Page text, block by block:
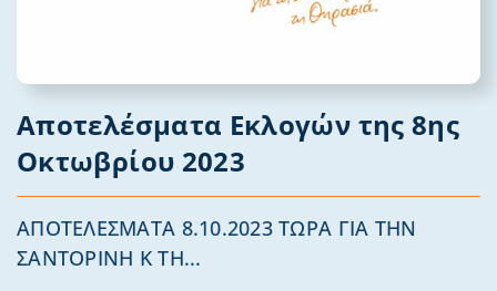
Αποτελέσματα Εκλογών της 8ης
Οκτωβρίου 2023
ΑΠΟΤΕΛΕΣΜΑΤΑ 8.10.2023 ΤΩΡΑ ΓΙΑ ΤΗΝ
ΣΑΝΤΟΡΙΝΗ Κ ΤΗ...